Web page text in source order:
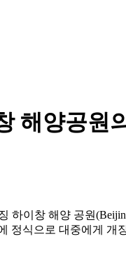
해양공원
하이창 해양 공원
정식으로 대중에게 개